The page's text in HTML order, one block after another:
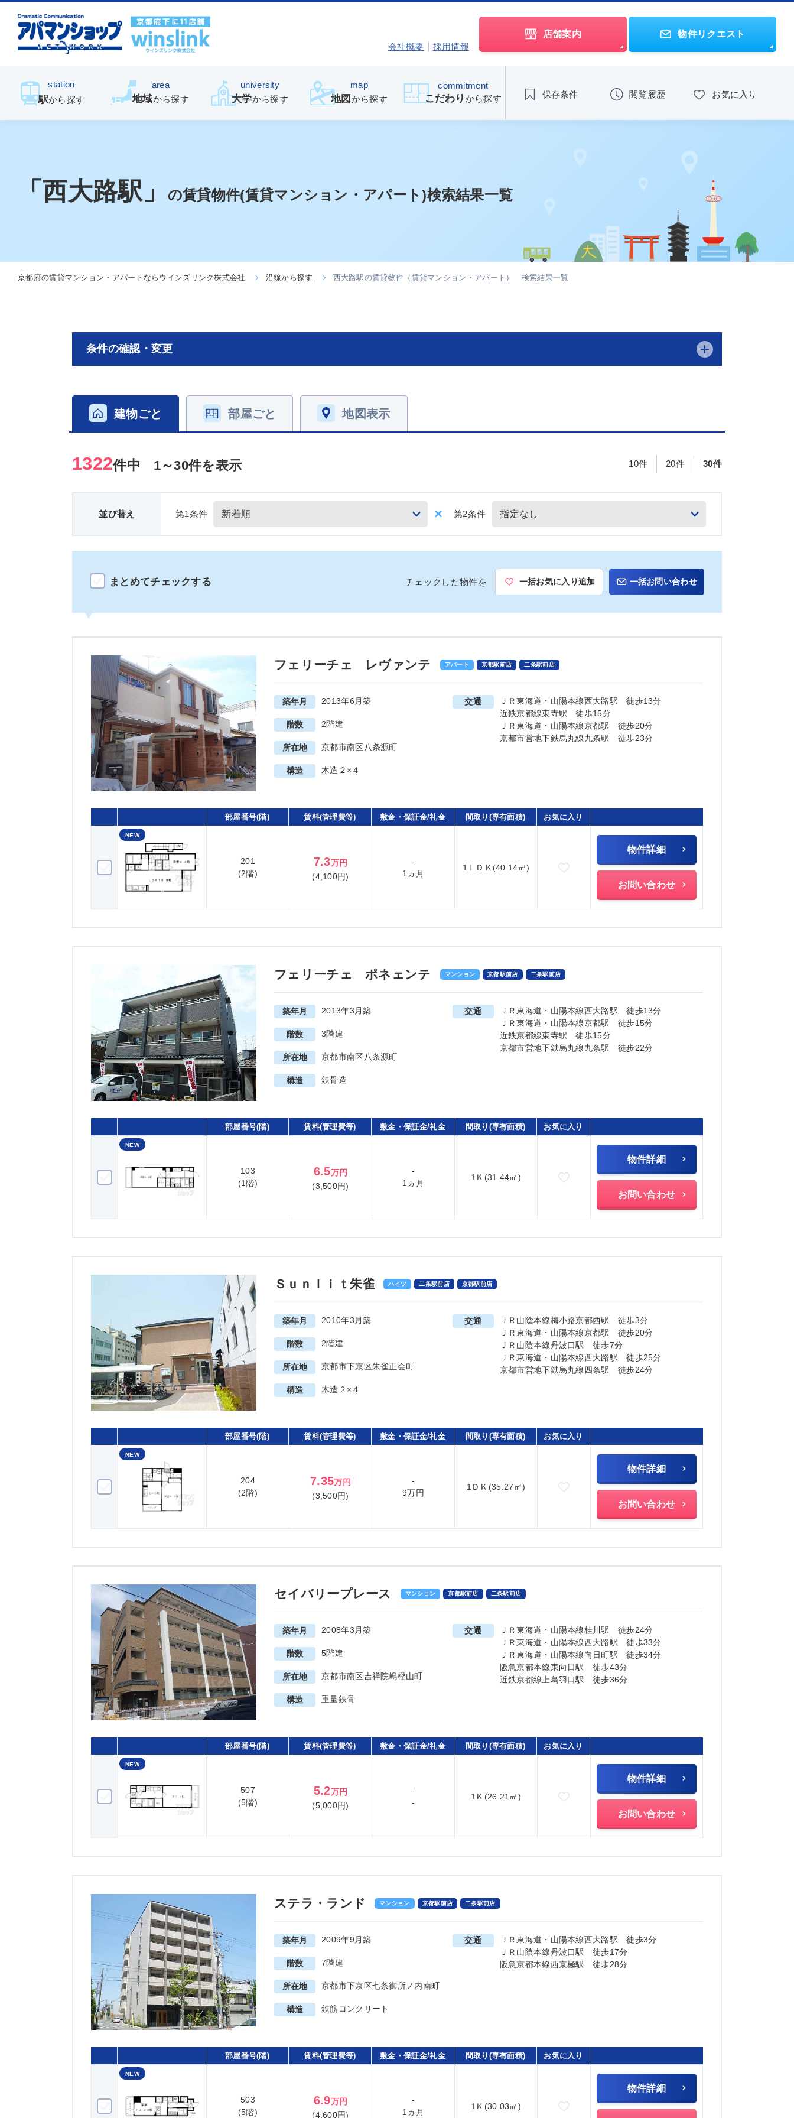
会社概要 採用情報
店舗案内 物件リクエスト
station
駅から探す
area
地域から探す
university
大学から探す
map
地図 から探す
commitment
こだわり から探す 保存条件 閲覧履歴 お気に入り
「西大路駅」 の賃貸物件(賃貸マンション・アパート)検索結果一覧
京都府の賃貸マンション・アパートならウインズリンク株式会社 沿線から探す 西大路駅の賃貸物件（賃貸マンション・アパート） 検索結果一覧
条件の確認・変更
建物ごと 部屋ごと 地図表示
並び替え 第1条件 第2条件
1322件中 1～30件を表示 10件 20件 30件
まとめてチェックする チェックした物件を 一括お気に入り追加 一括お問い合わせ
アパート 京都駅前店 二条駅前店
フェリーチェ レヴァンテ
築年月 2013年6月築
階数 2階建
所在地 京都市南区八条源町
構造 木造２×４
交通
ＪＲ東海道・山陽本線西大路駅 徒歩13分
近鉄京都線東寺駅 徒歩15分
ＪＲ東海道・山陽本線京都駅 徒歩20分
京都市営地下鉄烏丸線九条駅 徒歩23分
部屋番号(階) 賃料(管理費等) 敷金・保証金/礼金 間取り(専有面積) お気に入り
201(2階)
NEW
201
(2階)
7.3万円
(4,100円)
-
1ヵ月
1ＬＤＫ(40.14㎡) お気に入りに追加
物件詳細
お問い合わせ
マンション 京都駅前店 二条駅前店
フェリーチェ ポネェンテ
築年月 2013年3月築
階数 3階建
所在地 京都市南区八条源町
構造 鉄骨造
交通
ＪＲ東海道・山陽本線西大路駅 徒歩13分
ＪＲ東海道・山陽本線京都駅 徒歩15分
近鉄京都線東寺駅 徒歩15分
京都市営地下鉄烏丸線九条駅 徒歩22分
部屋番号(階) 賃料(管理費等) 敷金・保証金/礼金 間取り(専有面積) お気に入り
103(1階)
NEW
103
(1階)
6.5万円
(3,500円)
-
1ヵ月
1Ｋ(31.44㎡) お気に入りに追加
物件詳細
お問い合わせ
ハイツ 二条駅前店 京都駅前店
Ｓｕｎｌｉｔ朱雀
築年月 2010年3月築
階数 2階建
所在地 京都市下京区朱雀正会町
構造 木造２×４
交通
ＪＲ山陰本線梅小路京都西駅 徒歩3分
ＪＲ東海道・山陽本線京都駅 徒歩20分
ＪＲ山陰本線丹波口駅 徒歩7分
ＪＲ東海道・山陽本線西大路駅 徒歩25分
京都市営地下鉄烏丸線四条駅 徒歩24分
部屋番号(階) 賃料(管理費等) 敷金・保証金/礼金 間取り(専有面積) お気に入り
204(2階)
NEW
204
(2階)
7.35万円
(3,500円)
-
9万円
1ＤＫ(35.27㎡) お気に入りに追加
物件詳細
お問い合わせ
マンション 京都駅前店 二条駅前店
セイバリープレース
築年月 2008年3月築
階数 5階建
所在地 京都市南区吉祥院嶋樫山町
構造 重量鉄骨
交通
ＪＲ東海道・山陽本線桂川駅 徒歩24分
ＪＲ東海道・山陽本線西大路駅 徒歩33分
ＪＲ東海道・山陽本線向日町駅 徒歩34分
阪急京都本線東向日駅 徒歩43分
近鉄京都線上鳥羽口駅 徒歩36分
部屋番号(階) 賃料(管理費等) 敷金・保証金/礼金 間取り(専有面積) お気に入り
507(5階)
NEW
507
(5階)
5.2万円
(5,000円)
-
-
1Ｋ(26.21㎡) お気に入りに追加
物件詳細
お問い合わせ
マンション 京都駅前店 二条駅前店
ステラ・ランド
築年月 2009年9月築
階数 7階建
所在地 京都市下京区七条御所ノ内南町
構造 鉄筋コンクリート
交通
ＪＲ東海道・山陽本線西大路駅 徒歩3分
ＪＲ山陰本線丹波口駅 徒歩17分
阪急京都本線西京極駅 徒歩28分
部屋番号(階) 賃料(管理費等) 敷金・保証金/礼金 間取り(専有面積) お気に入り
503(5階)
NEW
503
(5階)
6.9万円
(4,600円)
-
1ヵ月
1Ｋ(30.03㎡) お気に入りに追加
物件詳細